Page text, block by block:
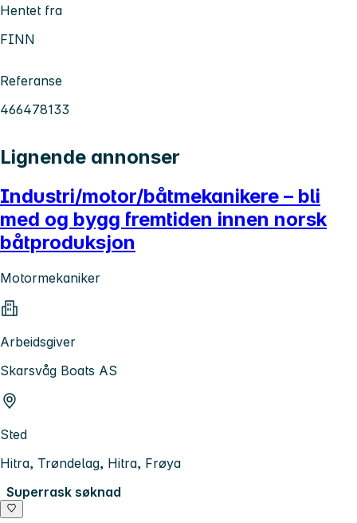
Hentet fra
FINN
Referanse
466478133
Lignende annonser
Industri/motor/båtmekanikere – bli
med og bygg fremtiden innen norsk
båtproduksjon
Motormekaniker
Arbeidsgiver
Skarsvåg Boats AS
Sted
Hitra, Trøndelag, Hitra, Frøya
Superrask søknad